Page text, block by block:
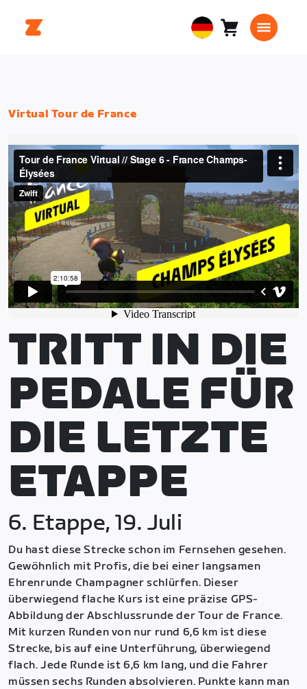
EuropeanWarenkorb
Virtual Tour de France
TRITT IN DIE
PEDALE FÜR
DIE LETZTE
ETAPPE
6. Etappe, 19. Juli
Du hast diese Strecke schon im Fernsehen gesehen.
Gewöhnlich mit Profis, die bei einer langsamen
Ehrenrunde Champagner schlürfen. Dieser
überwiegend flache Kurs ist eine präzise GPS-
Abbildung der Abschlussrunde der Tour de France.
Mit kurzen Runden von nur rund 6,6 km ist diese
Strecke, bis auf eine Unterführung, überwiegend
flach. Jede Runde ist 6,6 km lang, und die Fahrer
müssen sechs Runden absolvieren. Punkte kann man